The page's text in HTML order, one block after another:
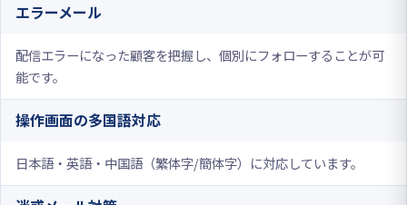
エラーメール
配信エラーになった顧客を把握し、個別にフォローすることが可
能です。
操作画面の多国語対応
日本語・英語・中国語（繁体字/簡体字）に対応しています。